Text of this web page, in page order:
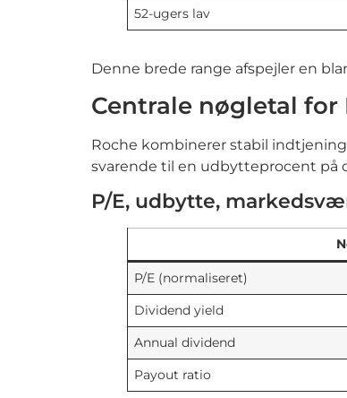
52-ugers lav
Denne brede range afspejler en
Centrale nøgletal for
Roche kombinerer stabil
svarende til en udbytteprocent på
P/E, udbytte,
P/E (normaliseret)
Dividend yield
Annual dividend
Payout ratio